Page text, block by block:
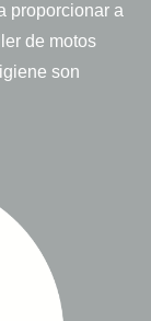
proporcionar a
de motos
son